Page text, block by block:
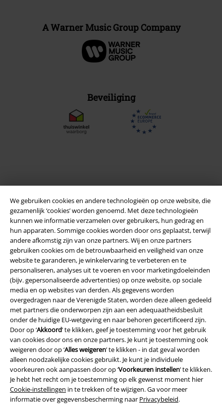
We gebruiken cookies en andere technologieën op onze website, die
gezamenlijk ‘cookies’ worden genoemd. Met deze technologieën
kunnen we informatie verzamelen over gebruikers, hun gedrag en
hun apparaten. Sommige cookies worden door ons geplaatst, terwijl
andere afkomstig zijn van onze partners. Wij en onze partners
gebruiken cookies om de betrouwbaarheid en veiligheid van onze
website te garanderen, je winkelervaring te verbeteren en te
personaliseren, analyses uit te voeren en voor marketingdoeleinden
(bijv. gepersonaliseerde advertenties) op onze website, op sociale
media en op websites van derden. Als gegevens worden
overgedragen naar de Verenigde Staten, worden deze alleen gedeeld
met partners die onderworpen zijn aan een adequaatheidsbesluit
onder de huidige EU-wetgeving en naar behoren gecertificeerd zijn.
Door op ‘Akkoord’ te klikken, geef je toestemming voor het gebruik
van cookies door ons en onze partners. Je kunt je toestemming ook
weigeren door op ‘Alles weigeren’ te klikken - in dat geval worden
alleen noodzakelijke cookies gebruikt. Je kunt je individuele
voorkeuren ook aanpassen door op ‘Voorkeuren instellen’ te klikken.
Je hebt het recht om je toestemming op elk gewenst moment hier
Cookie-instellingen in te trekken of te wijzigen. Ga voor meer
informatie over gegevensbescherming naar Privacybeleid.
A Warner Music Group Company
Beveiliging
Legal
Algemene Voorwaarden
Bedrijfsgegevens
Privacyverklaring
Verklaring van conformiteit
Informatie over toegankelijkheid
Cookie-instellingen
Annuleer bestelling